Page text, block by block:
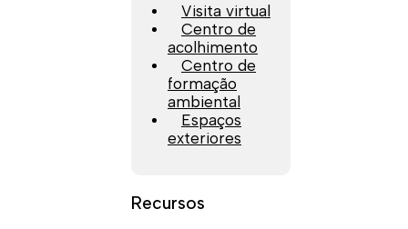
Visita virtual
Centro de
acolhimento
Centro de
formação
ambiental
Espaços
exteriores
Recursos